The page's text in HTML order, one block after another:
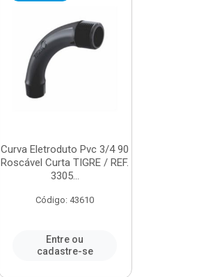
Curva Eletroduto Pvc 3/4 90
Roscável Curta TIGRE / REF.
3305...
Código: 43610
Entre ou
cadastre-se